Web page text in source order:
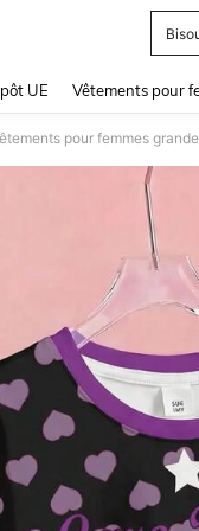
UE Vêtements pour
pour femmes